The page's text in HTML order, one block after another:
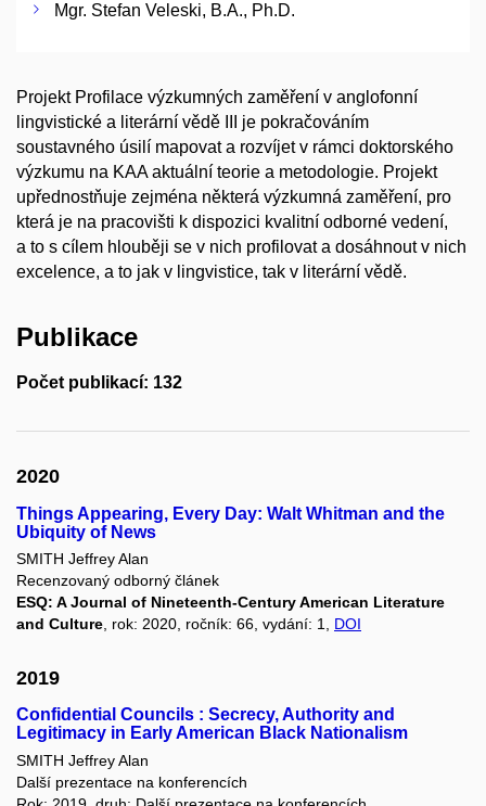
Mgr. Stefan Veleski, B.A., Ph.D.
Projekt Profilace výzkumných zaměření v anglofonní
lingvistické a literární vědě III je pokračováním
soustavného úsilí mapovat a rozvíjet v rámci doktorského
výzkumu na KAA aktuální teorie a metodologie. Projekt
upřednostňuje zejména některá výzkumná zaměření, pro
která je na pracovišti k dispozici kvalitní odborné vedení,
a to s cílem hlouběji se v nich profilovat a dosáhnout v nich
excelence, a to jak v lingvistice, tak v literární vědě.
Publikace
Počet publikací: 132
2020
Things Appearing, Every Day: Walt Whitman and the
Ubiquity of News
SMITH Jeffrey Alan
Recenzovaný odborný článek
ESQ: A Journal of Nineteenth-Century American Literature
and Culture , rok: 2020, ročník: 66, vydání: 1, DOI
2019
Confidential Councils : Secrecy, Authority and
Legitimacy in Early American Black Nationalism
SMITH Jeffrey Alan
Další prezentace na konferencích